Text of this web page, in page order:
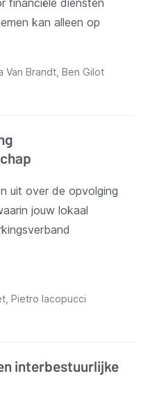
kan alleen op
Van Brandt, Ben Gilot
uit over de opvolging
jouw lokaal
Pietro Iacopucci
interbestuurlijke